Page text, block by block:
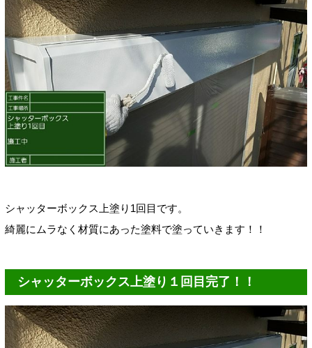
シャッターボックス上塗り1回目です。
綺麗にムラなく材質にあった塗料で塗っていきます！！
シャッターボックス上塗り１回目完了！！